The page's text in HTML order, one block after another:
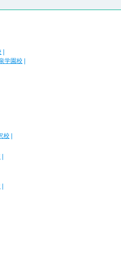
学園校
校